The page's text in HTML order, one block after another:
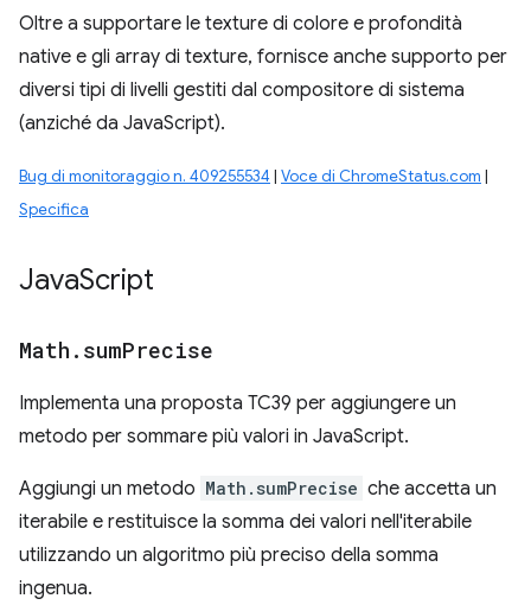
Oltre a supportare le texture di colore e profondità
native e gli array di texture, fornisce anche supporto per
diversi tipi di livelli gestiti dal compositore di sistema
(anziché da JavaScript).
Bug di monitoraggio n. 409255534 | Voce di ChromeStatus.com |
Specifica
JavaScript
Math . sumPrecise
Implementa una proposta TC39 per aggiungere un
metodo per sommare più valori in JavaScript.
Aggiungi un metodo Math.sumPrecise che accetta un
iterabile e restituisce la somma dei valori nell'iterabile
utilizzando un algoritmo più preciso della somma
ingenua.